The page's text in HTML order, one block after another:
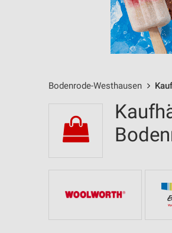
Bodenrode-Westhausen